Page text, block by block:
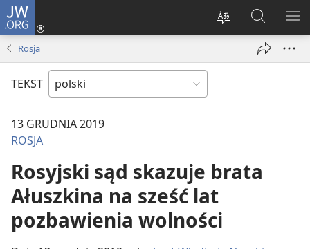
JW.ORG
Wybór
Logowanie
(opens
Szukaj
na
JW.ORG
Rosja
TEKST
13 GRUDNIA 2019
ROSJA
Rosyjski sąd skazuje brata
Ałuszkina na sześć lat
pozbawienia wolności